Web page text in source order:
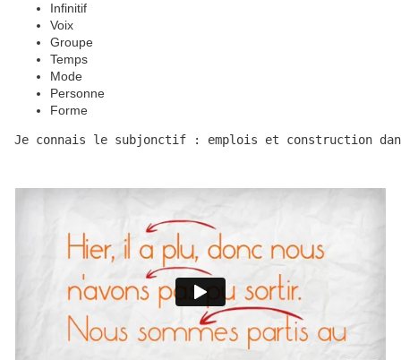
Infinitif
Voix
Groupe
Temps
Mode
Personne
Forme
Je connais le subjonctif : emplois et construction